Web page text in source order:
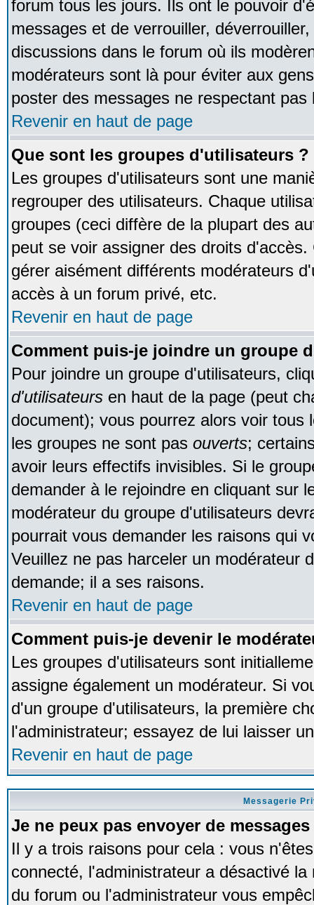
forum tous les jours. Ils ont le pouvoir
messages et de verrouiller,
discussions dans le forum où ils
modérateurs sont là pour éviter aux
poster des messages ne respectant pas
Revenir en haut de page
Que sont les groupes d'utilisateurs ?
Les groupes d'utilisateurs sont une
regrouper des utilisateurs. Chaque
groupes (ceci diffère de la plupart des
peut se voir assigner des droits
gérer aisément différents modérateurs
accès à un forum privé, etc.
Revenir en haut de page
Comment puis-je joindre un groupe
Pour joindre un groupe d'utilisateurs,
d'utilisateurs en haut de la page (peut
document); vous pourrez alors voir tous
les groupes ne sont pas ouverts;
avoir leurs effectifs invisibles. Si le
demander à le rejoindre en cliquant sur
modérateur du groupe d'utilisateurs
pourrait vous demander les raisons qui
Veuillez ne pas harceler un modérateur
demande; il a ses raisons.
Revenir en haut de page
Comment puis-je devenir le
Les groupes d'utilisateurs sont
assigne également un modérateur. Si
d'un groupe d'utilisateurs, la première
l'administrateur; essayez de lui laisser
Revenir en haut de page
Messagerie
Je ne peux pas envoyer de
Il y a trois raisons pour cela : vous
connecté, l'administrateur a désactivé
du forum ou l'administrateur vous